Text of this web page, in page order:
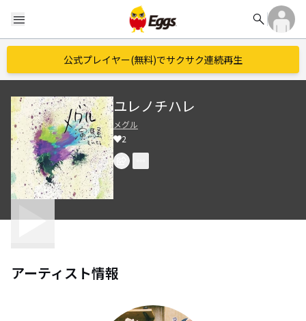
menu search
公式プレイヤー(無料)でサクサク連続再生
ユレノチハレ
メグル
2
アーティスト情報